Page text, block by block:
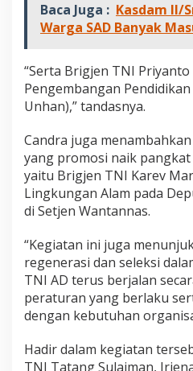
Baca Juga : Kasdam II/
Warga SAD Banyak
“Serta Brigjen TNI
Pengembangan
Unhan),” tandasnya.
Candra juga
yang promosi naik
yaitu Brigjen TNI Karev
Lingkungan Alam pada
di Setjen Wantannas.
“Kegiatan ini juga
regenerasi dan seleksi
TNI AD terus berjalan
peraturan yang berlaku
dengan kebutuhan
Hadir dalam kegiatan
TNI Tatang Sulaiman,